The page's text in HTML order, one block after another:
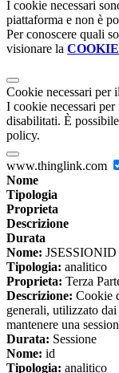
I cookie necessari
piattaforma e non è
Per conoscere quali
visionare la
Cookie necessari per
I cookie necessari
disabilitati. È
policy.
www.thinglink.com
Nome
Tipologia
Proprieta
Descrizione
Durata
Nome: JSESSIONID
Tipologia: analitico
Proprieta: Terza
Descrizione: Cookie
generali, utilizzato
mantenere una
Durata: Sessione
Nome: id
Tipologia: analitico